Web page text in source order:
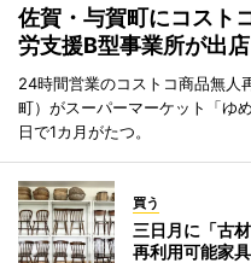
佐賀・与賀町にコス
労支援B型事業所が出店
24時間営業のコストコ商品無人
町）がスーパーマーケット「ゆ
日で1カ月がたつ。
買う
三日月に「古
再利用可能家